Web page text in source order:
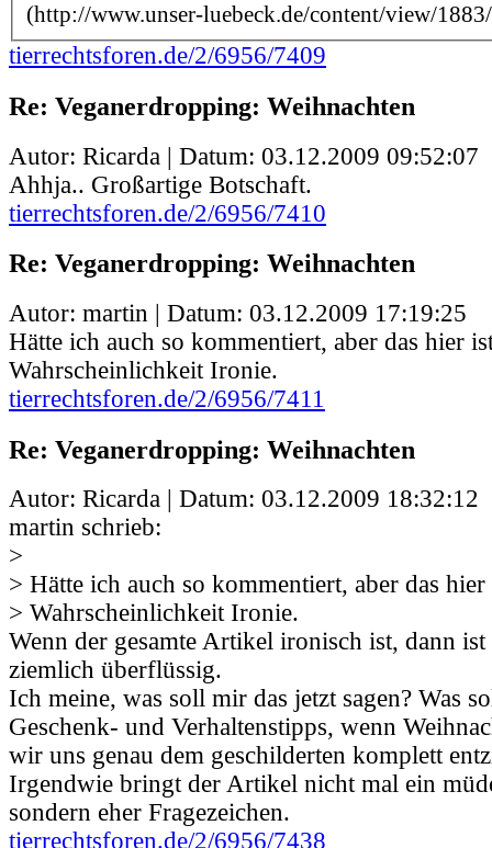
(http://www.unser-luebeck.de/content/view/
tierrechtsforen.de/2/6956/7409
Re: Veganerdropping: Weihnachten
Autor: Ricarda | Datum: 03.12.2009 09:52:07
Ahhja.. Großartige Botschaft.
tierrechtsforen.de/2/6956/7410
Re: Veganerdropping: Weihnachten
Autor: martin | Datum: 03.12.2009 17:19:25
Hätte ich auch so kommentiert, aber das hier
Wahrscheinlichkeit Ironie.
tierrechtsforen.de/2/6956/7411
Re: Veganerdropping: Weihnachten
Autor: Ricarda | Datum: 03.12.2009 18:32:12
martin schrieb:
>
> Hätte ich auch so kommentiert, aber das
> Wahrscheinlichkeit Ironie.
Wenn der gesamte Artikel ironisch ist, dann ist
ziemlich überflüssig.
Ich meine, was soll mir das jetzt sagen? Was
Geschenk- und Verhaltenstipps, wenn
wir uns genau dem geschilderten komplett
Irgendwie bringt der Artikel nicht mal ein
sondern eher Fragezeichen.
tierrechtsforen.de/2/6956/7438